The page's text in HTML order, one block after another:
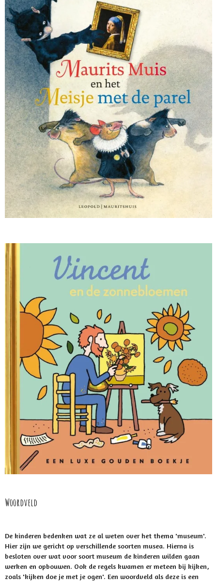
Woordveld
De kinderen bedenken wat ze al weten over het thema 'museum'.
Hier zijn we gericht op verschillende soorten musea. Hierna is
besloten over wat voor soort museum de kinderen wilden gaan
werken en opbouwen. Ook de regels kwamen er meteen bij kijken,
zoals 'kijken doe je met je ogen'. Een woordveld als deze is een